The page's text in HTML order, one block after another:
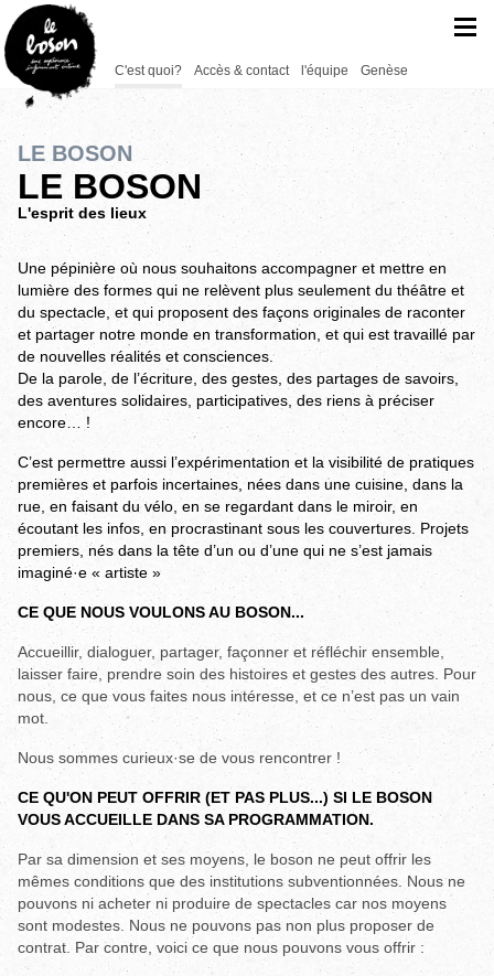
C'est quoi? Accès & contact l'équipe Genèse
LE BOSON
LE BOSON
L'esprit des lieux
Une pépinière où nous souhaitons accompagner et mettre en
lumière des formes qui ne relèvent plus seulement du théâtre et
du spectacle, et qui proposent des façons originales de raconter
et partager notre monde en transformation, et qui est travaillé par
de nouvelles réalités et consciences.
De la parole, de l’écriture, des gestes, des partages de savoirs,
des aventures solidaires, participatives, des riens à préciser
encore… !
C’est permettre aussi l’expérimentation et la visibilité de pratiques
premières et parfois incertaines, nées dans une cuisine, dans la
rue, en faisant du vélo, en se regardant dans le miroir, en
écoutant les infos, en procrastinant sous les couvertures. Projets
premiers, nés dans la tête d’un ou d’une qui ne s’est jamais
imaginé·e « artiste »
CE QUE NOUS VOULONS AU BOSON...
Accueillir, dialoguer, partager, façonner et réfléchir ensemble,
laisser faire, prendre soin des histoires et gestes des autres. Pour
nous, ce que vous faites nous intéresse, et ce n’est pas un vain
mot.
Nous sommes curieux·se de vous rencontrer !
CE QU'ON PEUT OFFRIR (ET PAS PLUS...) SI LE BOSON
VOUS ACCUEILLE DANS SA PROGRAMMATION.
Par sa dimension et ses moyens, le boson ne peut offrir les
mêmes conditions que des institutions subventionnées. Nous ne
pouvons ni acheter ni produire de spectacles car nos moyens
sont modestes. Nous ne pouvons pas non plus proposer de
contrat. Par contre, voici ce que nous pouvons vous offrir :